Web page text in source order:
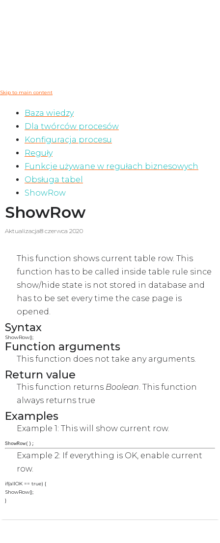
Skip to main content
Baza wiedzy
Dla twórców procesów
Konfiguracja procesu
Reguły
Funkcje używane w regułach biznesowych
Obsługa tabel
ShowRow
ShowRow
Aktualizacja8 czerwca 2020
This function shows current table row. This
function has to be called inside table rule since
show/hide state is not stored in database and
has to be set every time the case page is
opened.
Syntax
ShowRow();
Function arguments
This function does not take any arguments.
Return value
This function returns Boolean. This function
always returns true
Examples
Example 1: This will show current row.
ShowRow();
Example 2: If everything is OK, enable current
row.
if(allOK == true) {
ShowRow();
}